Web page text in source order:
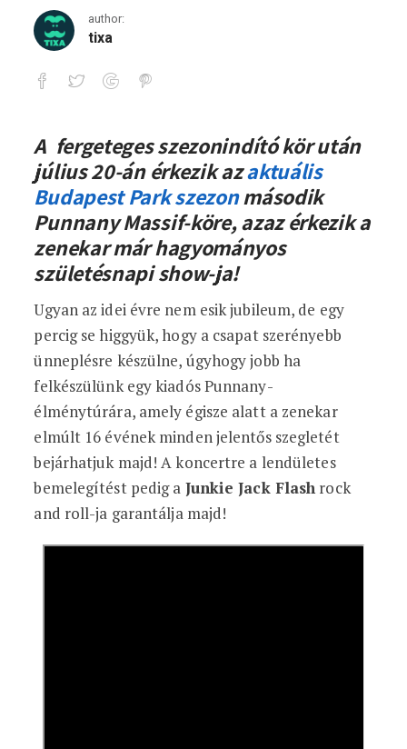
author:
tixa
Idén is a Budapest Parkban
A fergeteges szezonindító kör után
július 20-án érkezik azaktuális
Budapest Park szezonmásodik
Punnany Massif-köre, azaz érkezik a
zenekar már hagyományos
születésnapi show-ja!
Ugyan az idei évre nem esik jubileum, de egy
percig se higgyük, hogy a csapat szerényebb
ünneplésre készülne, úgyhogy jobb ha
felkészülünk egy kiadós Punnany-
élménytúrára, amely égisze alatt a zenekar
elmúlt 16 évének minden jelentős szegletét
bejárhatjuk majd! A koncertre a lendületes
bemelegítést pedig a Junkie Jack Flash rock
and roll-ja garantálja majd!